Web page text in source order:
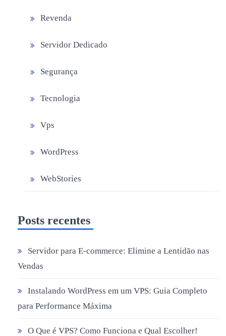
Revenda
Servidor Dedicado
Segurança
Tecnologia
Vps
WordPress
WebStories
Posts recentes
Servidor para E-commerce: Elimine a Lentidão nas
Vendas
Instalando WordPress em um VPS: Guia Completo
para Performance Máxima
O Que é VPS? Como Funciona e Qual Escolher!